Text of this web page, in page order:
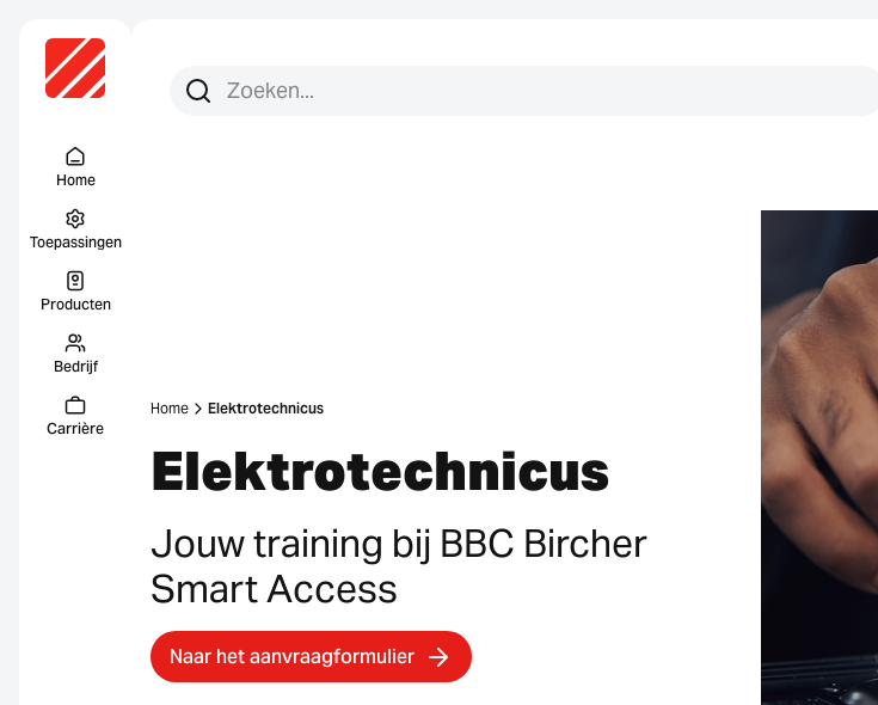
Home
Toepassingen
Producten
Bedrijf
Carrière
Zoeken:
Zoek op
Home Elektrotechnicus
Elektrotechnicus
Jouw training bij BBC Bircher
Smart Access
Naar het aanvraagformulier